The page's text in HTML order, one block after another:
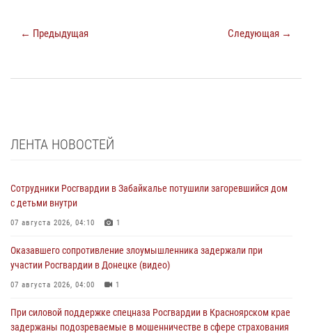
← Предыдущая Следующая →
ЛЕНТА НОВОСТЕЙ
Сотрудники Росгвардии в Забайкалье потушили загоревшийся дом
с детьми внутри
07 августа 2026, 04:10 1
Оказавшего сопротивление злоумышленника задержали при
участии Росгвардии в Донецке (видео)
07 августа 2026, 04:00 1
При силовой поддержке спецназа Росгвардии в Красноярском крае
задержаны подозреваемые в мошенничестве в сфере страхования